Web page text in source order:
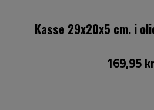
Kasse 29x20x5 cm. i
169,95